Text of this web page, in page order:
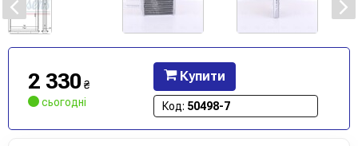
2 330 ₴
сьогодні
Купити
Код: 50498-7